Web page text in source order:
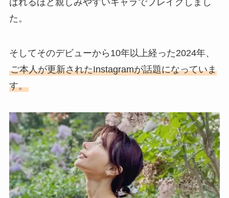
ばれるほど親しみやすいキャラでブレイクしまし
た。
そしてそのデビューから10年以上経った2024年、
ご本人が更新されたInstagramが話題になっていま
す。